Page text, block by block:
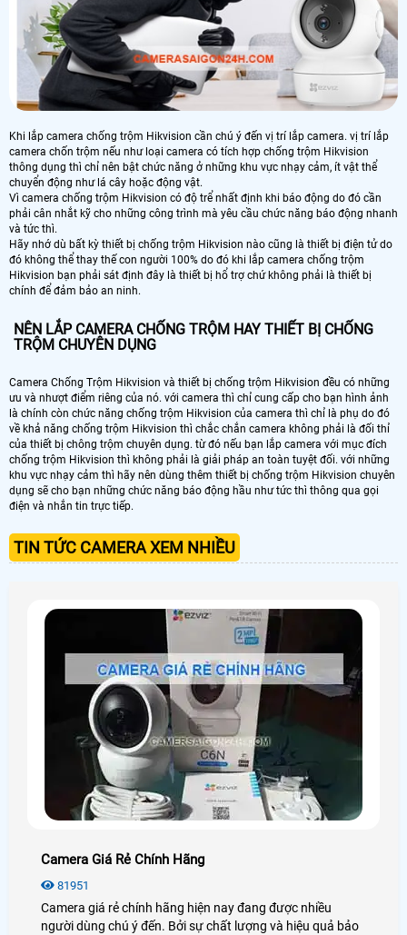
Khi lắp camera chống trộm Hikvision cần chú ý đến vị trí lắp camera. vị trí lắp
camera chốn trộm nếu như loại camera có tích hợp chống trộm Hikvision
thông dụng thì chỉ nên bật chức năng ở những khu vực nhạy cảm, ít vật thể
chuyển động như lá cây hoặc động vật.
Vì camera chống trộm Hikvision có độ trể nhất định khi báo động do đó cần
phải cân nhắt kỹ cho những công trình mà yêu cầu chức năng báo động nhanh
và tức thì.
Hãy nhớ dù bất kỳ thiết bị chống trộm Hikvision nào cũng là thiết bị điện tử do
đó không thể thay thế con người 100% do đó khi lắp camera chống trộm
Hikvision bạn phải sát định đây là thiết bị hổ trợ chứ không phải là thiết bị
chính để đảm bảo an ninh.
NÊN LẮP CAMERA CHỐNG TRỘM HAY THIẾT BỊ CHỐNG
TRỘM CHUYÊN DỤNG
Camera Chống Trộm Hikvision và thiết bị chống trộm Hikvision đều có những
ưu và nhượt điểm riêng của nó. với camera thì chỉ cung cấp cho bạn hình ảnh
là chính còn chức năng chống trộm Hikvision của camera thì chỉ là phụ do đó
về khả năng chống trộm Hikvision thì chắc chắn camera không phải là đối thỉ
của thiết bị chông trộm chuyên dụng. từ đó nếu bạn lắp camera với mục đích
chống trộm Hikvision thì không phải là giải pháp an toàn tuyệt đối. với những
khu vực nhạy cảm thì hãy nên dùng thêm thiết bị chống trộm Hikvision chuyên
dụng sẽ cho bạn những chức năng báo động hầu như tức thì thông qua gọi
điện và nhắn tin trực tiếp.
TIN TỨC CAMERA XEM NHIỀU
Camera Giá Rẻ Chính Hãng
81951
Camera giá rẻ chính hãng hiện nay đang được nhiều
người dùng chú ý đến. Bởi sự chất lượng và hiệu quả bảo